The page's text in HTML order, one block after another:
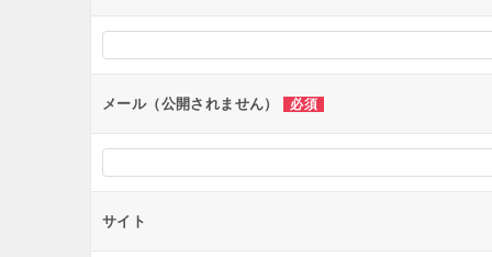
ョ
ンメール（公開されません） 必須
サイト